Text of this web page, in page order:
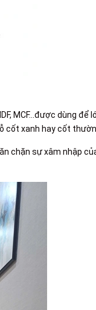
MCF…được dùng để
cốt xanh hay cốt
chặn sự xâm nhập